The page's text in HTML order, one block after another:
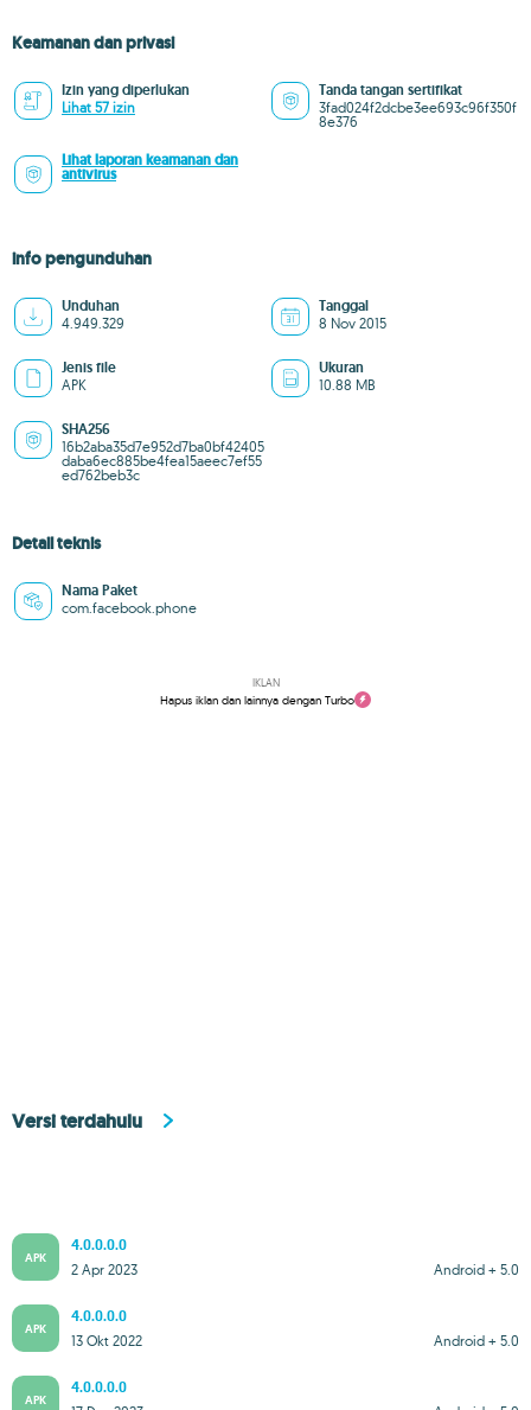
Keamanan dan privasi
Izin yang diperlukan
Lihat 57 izin
Tanda tangan sertifikat
3fad024f2dcbe3ee693c96f350f
8e376
Lihat laporan keamanan dan
antivirus
info pengunduhan
Unduhan
4.949.329
Tanggal
8 Nov 2015
Jenis file
APK
Ukuran
10.88 MB
SHA256
16b2aba35d7e952d7ba0bf42405
daba6ec885be4fea15aeec7ef55
ed762beb3c
Detail teknis
Nama Paket
com.facebook.phone
IKLAN
Hapus iklan dan lainnya dengan Turbo
Versi terdahulu
APK
4.0.0.0.0
Android + 5.0
2 Apr 2023
APK
4.0.0.0.0
Android + 5.0
13 Okt 2022
APK
4.0.0.0.0